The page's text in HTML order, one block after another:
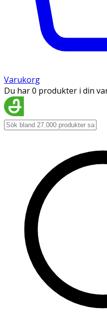
Varukorg
Du har 0 produkter i din